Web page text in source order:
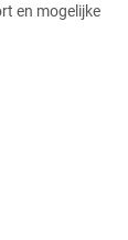
en mogelijke